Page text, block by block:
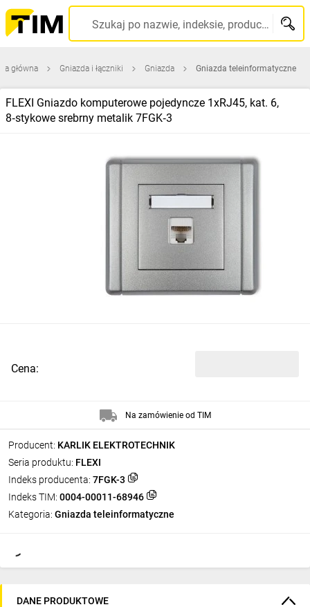
Szukaj po nazwie, indeksie, producencie, kodzie kreskowym...
główna Gniazda i łączniki Gniazda Gniazda teleinformatyczne
FLEXI Gniazdo komputerowe pojedyncze 1xRJ45, kat. 6,
8‑stykowe srebrny metalik 7FGK‑3
Producent: KARLIK ELEKTROTECHNIK
Seria produktu: FLEXI
Indeks producenta: 7FGK-3
Indeks TIM: 0004-00011-68946
Kategoria: Gniazda teleinformatyczne
Cena:
Na zamówienie od TIM
DANE PRODUKTOWE